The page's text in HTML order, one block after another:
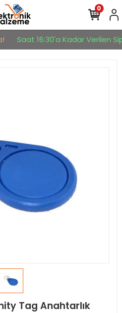
Saat 16:30'a Kadar Verilen
0
Tag Anahtarlık